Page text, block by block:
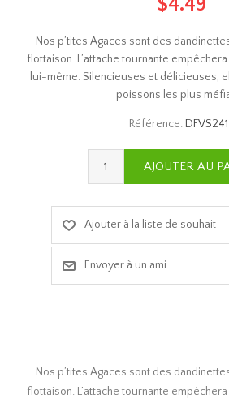
$4.49
Nos p’tites Agaces sont des
flottaison. L’attache tournante
lui-même. Silencieuses et délicieuses,
poissons les plus
Référence:
Nos p’tites Agaces sont des
flottaison. L’attache tournante